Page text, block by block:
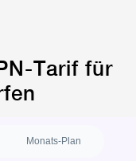
Tarif für
Monats-Plan